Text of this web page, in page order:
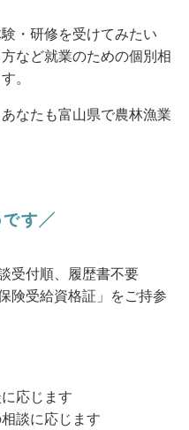
・研修を受けてみたい
など就業のための個別相
。
なたも富山県で農林漁業
す／
受付順、履歴書不要
険受給資格証」をご持参
応じます
談に応じます